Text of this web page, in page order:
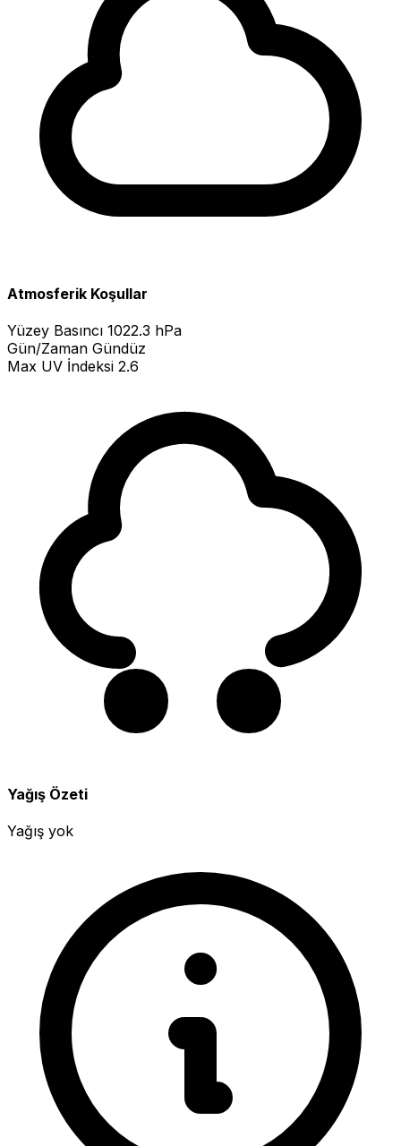
Atmosferik Koşullar
Yüzey Basıncı 1022.3 hPa
Gün/Zaman Gündüz
Max UV İndeksi 2.6
Yağış Özeti
Yağış yok